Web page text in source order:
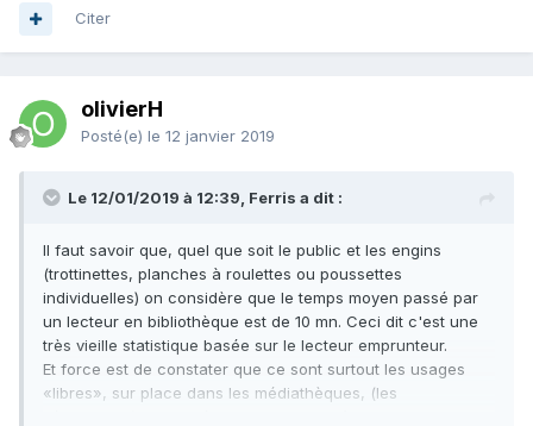
Citer
olivierH
Posté(e) le 12 janvier 2019
Le 12/01/2019 à 12:39, Ferris a dit :
Il faut savoir que, quel que soit le public et les engins
(trottinettes, planches à roulettes ou poussettes
individuelles) on considère que le temps moyen passé par
un lecteur en bibliothèque est de 10 mn. Ceci dit c'est une
très vieille statistique basée sur le lecteur emprunteur.
Et force est de constater que ce sont surtout les usages
«libres», sur place dans les médiathèques, (les